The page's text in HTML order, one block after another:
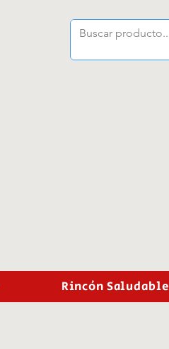
Rincón Saludable